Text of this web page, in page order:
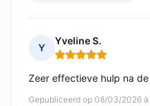
Y
Yveline S.
Opmerking: 5 van 5
Gepubliceerd op 08/03/2026 à
Zeer effectieve hulp na